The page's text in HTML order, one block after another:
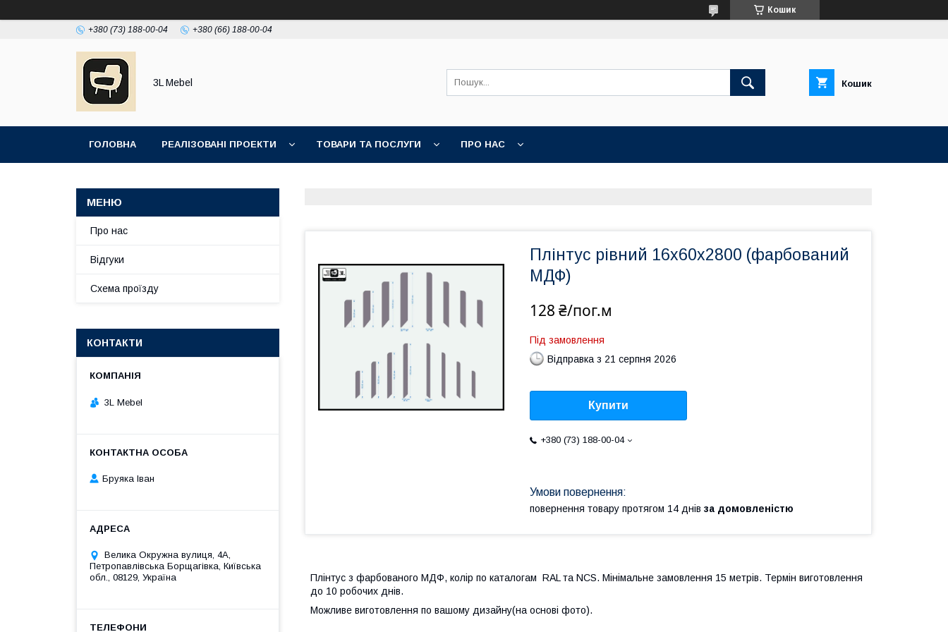
Кошик
+380 (73) 188-00-04 +380 (66) 188-00-04
3L Mebel Кошик
ГОЛОВНА РЕАЛІЗОВАНІ ПРОЕКТИ ТОВАРИ ТА ПОСЛУГИ ПРО НАС
Плінтус рівний 16х60х2800 (фарбований
МДФ)
128 ₴/пог.м
Під замовлення
Відправка з 21 серпня 2026
Купити
+380 (73) 188-00-04
повернення товару протягом 14 днів за домовленістю
Плінтус з фарбованого МДФ, колір по каталогам RAL та NCS. Мінімальне замовлення 15 метрів. Термін виготовлення
до 10 робочих днів.
Можливе виготовлення по вашому дизайну(на основі фото).
Про нас
Відгуки
Схема проїзду
КОНТАКТИ
3L Mebel
Бруяка Іван
Велика Окружна вулиця, 4А,
Петропавлівська Борщагівка, Київська
обл., 08129, Україна